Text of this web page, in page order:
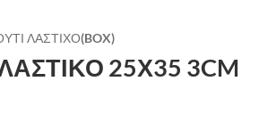
ΛΑΣΤΙΧΟ(BOX)
25Χ35 3CM